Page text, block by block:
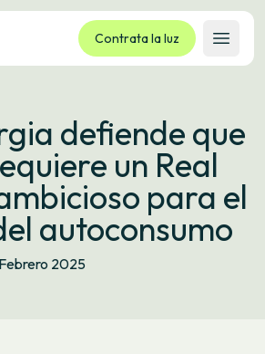
Contrata la luz
Abrir
defiende que
un Real
para el
autoconsumo
2025